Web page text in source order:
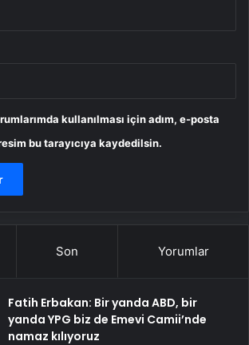
kullanılması için adım, e-posta
bu tarayıcıya kaydedilsin.
Son Yorumlar
Fatih Erbakan: Bir yanda ABD, bir
yanda YPG biz de Emevi Camii’nde
namaz kılıyoruz